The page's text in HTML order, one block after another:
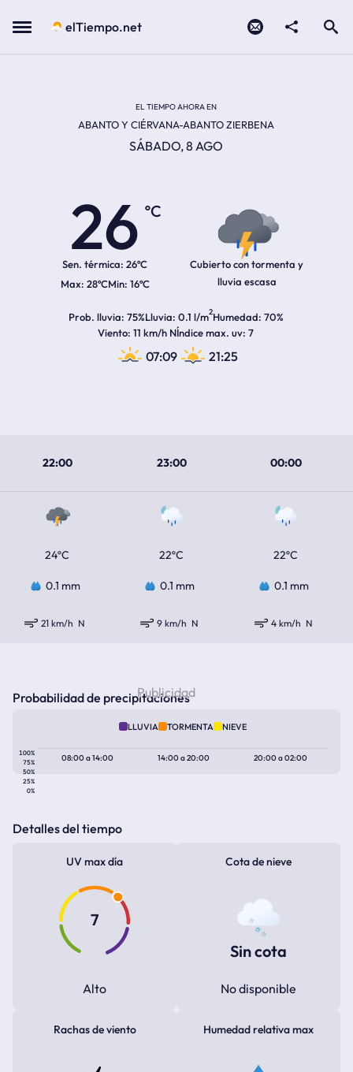
Menu elTiempo.net
EL TIEMPO AHORA EN
ABANTO Y CIÉRVANA-ABANTO ZIERBENA
SÁBADO, 8 AGO
26
ºC
Sen. térmica: 26ºC
28ºC 16ºC
Cubierto con tormenta y
lluvia escasa
Prob. lluvia 75%Lluvia 0.1 l/m2Humedad 70%
Viento 11 km/h NÍndice max. uv 7
07:09 21:25
22:00 23:00 00:00
24ºC 22ºC 22ºC
0.1 mm 0.1 mm 0.1 mm
21 km/h N 9 km/h N 4 km/h N
Probabilidad de precipitaciones
LLUVIA TORMENTA NIEVE
100%
75%
50%
25%
0%
08:00a14:00 14:00a20:00 20:00a02:00
Detalles del tiempo
UV max día
7
Alto
Cota de nieve
Sin cota
No disponible
Rachas de viento Humedad relativa max